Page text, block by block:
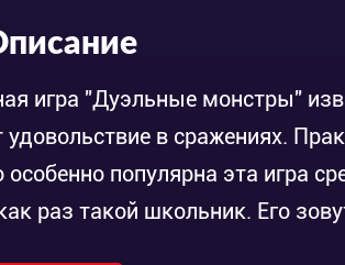
игра "Дуэльные монстры"
удовольствие в сражениях.
особенно популярна эта игра
раз такой школьник. Его